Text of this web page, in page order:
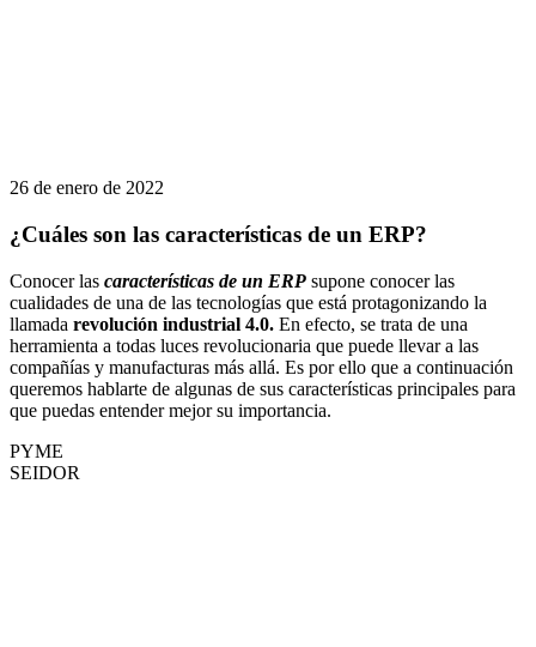
26 de enero de 2022
¿Cuáles son las características de un ERP?
Conocer las características de un ERP supone conocer las
cualidades de una de las tecnologías que está protagonizando la
llamada revolución industrial 4.0. En efecto, se trata de una
herramienta a todas luces revolucionaria que puede llevar a las
compañías y manufacturas más allá. Es por ello que a continuación
queremos hablarte de algunas de sus características principales para
que puedas entender mejor su importancia.
PYME
SEIDOR